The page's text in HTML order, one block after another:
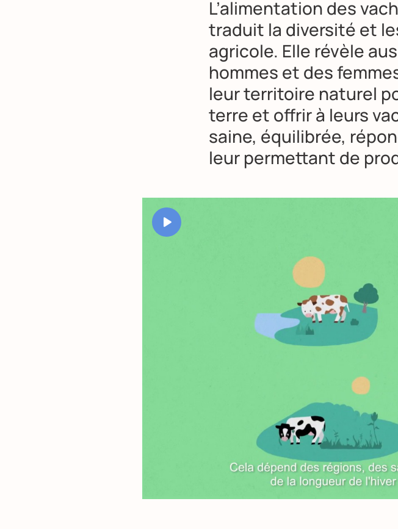
L’alimentation des
traduit la diversité et
agricole. Elle révèle
hommes et des
leur territoire naturel
terre et offrir à leurs
saine, équilibrée,
leur permettant de
YouTube est désactivé. Autorisez